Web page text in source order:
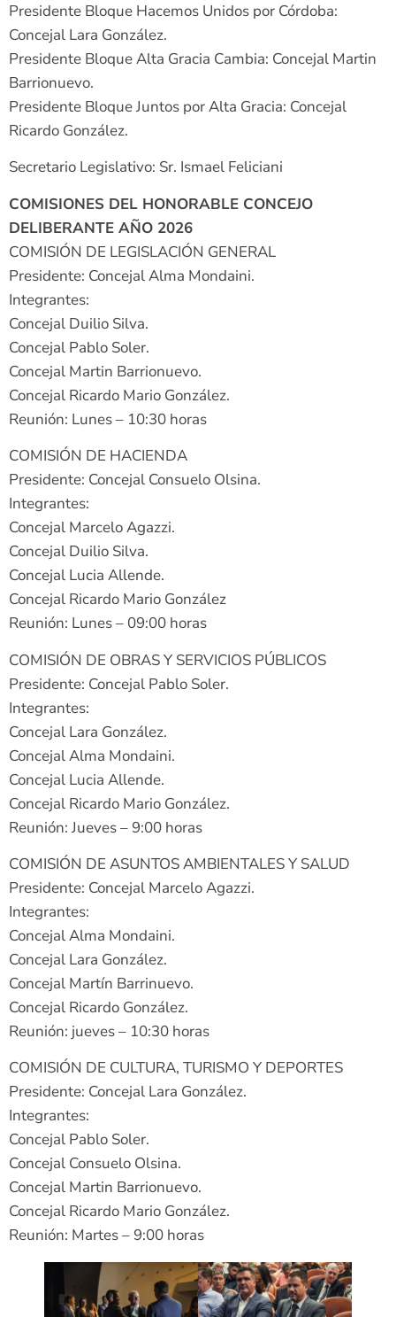
Presidente Bloque Hacemos Unidos por Córdoba:
Concejal Lara González.
Presidente Bloque Alta Gracia Cambia: Concejal Martin
Barrionuevo.
Presidente Bloque Juntos por Alta Gracia: Concejal
Ricardo González.
Secretario Legislativo: Sr. Ismael Feliciani
COMISIONES DEL HONORABLE CONCEJO
DELIBERANTE AÑO 2026
COMISIÓN DE LEGISLACIÓN GENERAL
Presidente: Concejal Alma Mondaini.
Integrantes:
Concejal Duilio Silva.
Concejal Pablo Soler.
Concejal Martin Barrionuevo.
Concejal Ricardo Mario González.
Reunión: Lunes – 10:30 horas
COMISIÓN DE HACIENDA
Presidente: Concejal Consuelo Olsina.
Integrantes:
Concejal Marcelo Agazzi.
Concejal Duilio Silva.
Concejal Lucia Allende.
Concejal Ricardo Mario González
Reunión: Lunes – 09:00 horas
COMISIÓN DE OBRAS Y SERVICIOS PÚBLICOS
Presidente: Concejal Pablo Soler.
Integrantes:
Concejal Lara González.
Concejal Alma Mondaini.
Concejal Lucia Allende.
Concejal Ricardo Mario González.
Reunión: Jueves – 9:00 horas
COMISIÓN DE ASUNTOS AMBIENTALES Y SALUD
Presidente: Concejal Marcelo Agazzi.
Integrantes:
Concejal Alma Mondaini.
Concejal Lara González.
Concejal Martín Barrinuevo.
Concejal Ricardo González.
Reunión: jueves – 10:30 horas
COMISIÓN DE CULTURA, TURISMO Y DEPORTES
Presidente: Concejal Lara González.
Integrantes:
Concejal Pablo Soler.
Concejal Consuelo Olsina.
Concejal Martin Barrionuevo.
Concejal Ricardo Mario González.
Reunión: Martes – 9:00 horas